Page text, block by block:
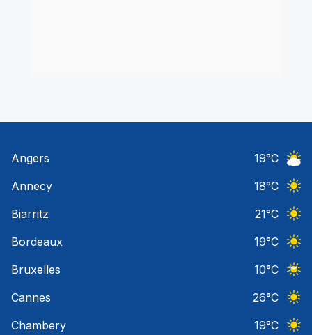
Angers 19°C
Annecy
18°C
Biarritz
21°C
Bordeaux
19°C
Bruxelles
10°C
Cannes
26°C
Chambery
19°C